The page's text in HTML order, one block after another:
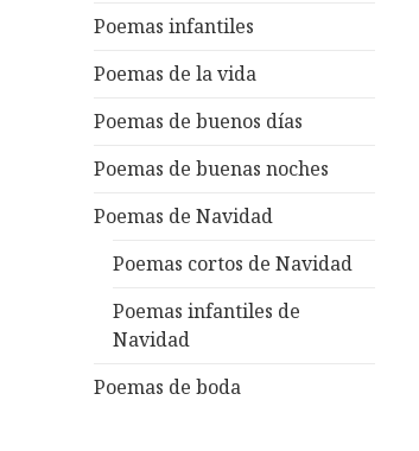
Poemas infantiles
Poemas de la vida
Poemas de buenos días
Poemas de buenas noches
Poemas de Navidad
Poemas cortos de Navidad
Poemas infantiles de
Navidad
Poemas de boda